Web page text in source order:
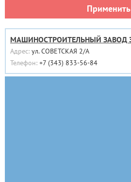
Применить
МАШИНОСТРОИТЕЛЬНЫЙ ЗАВОД
Адрес: ул. СОВЕТСКАЯ 2/А
Телефон: +7 (343) 833-56-84